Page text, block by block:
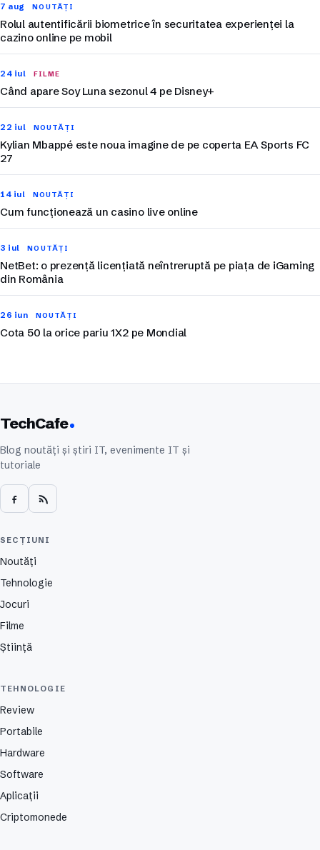
7 aug NOUTĂȚI
Rolul autentificării biometrice în securitatea experienței la
cazino online pe mobil
24 iul FILME
Când apare Soy Luna sezonul 4 pe Disney+
22 iul NOUTĂȚI
Kylian Mbappé este noua imagine de pe coperta EA Sports FC
27
14 iul NOUTĂȚI
Cum funcționează un casino live online
3 iul NOUTĂȚI
NetBet: o prezență licențiată neîntreruptă pe piața de iGaming
din România
26 iun NOUTĂȚI
Cota 50 la orice pariu 1X2 pe Mondial
TechCafe
Blog noutăți și știri IT, evenimente IT și
tutoriale
SECȚIUNI
Noutăți
Tehnologie
Jocuri
Filme
Știință
TEHNOLOGIE
Review
Portabile
Hardware
Software
Aplicații
Criptomonede